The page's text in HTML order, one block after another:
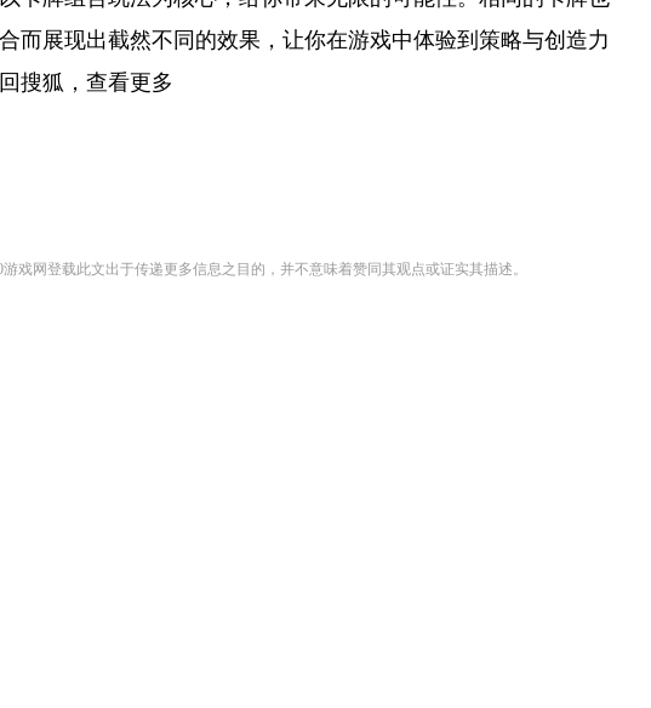
而展现出截然不同的效果，让你在游戏中体验到策略与创造力
搜狐，查看更多
游戏网登载此文出于传递更多信息之目的，并不意味着赞同其观点或证实其描述。